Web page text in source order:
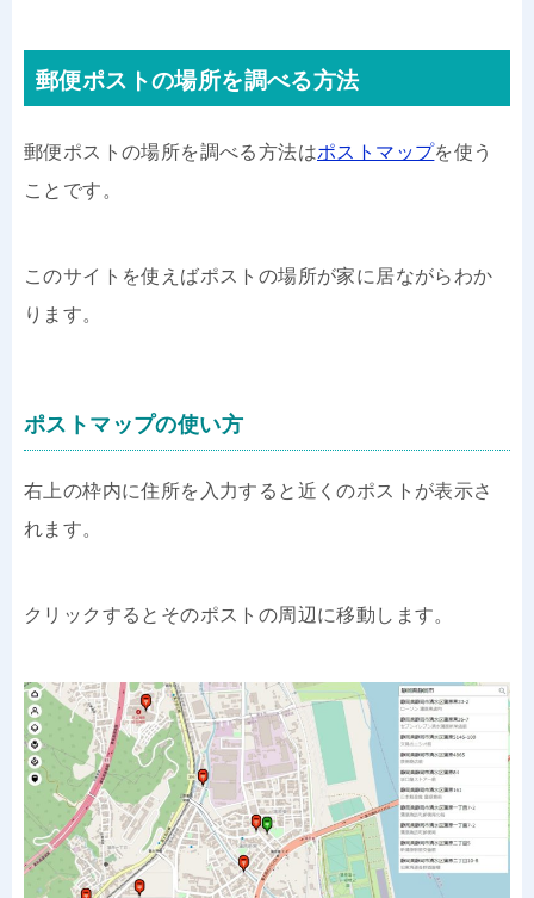
郵便ポストの場所を調べる方法
郵便ポストの場所を調べる方法はポストマップを使う
ことです。
このサイトを使えばポストの場所が家に居ながらわか
ります。
ポストマップの使い方
右上の枠内に住所を入力すると近くのポストが表示さ
れます。
クリックするとそのポストの周辺に移動します。